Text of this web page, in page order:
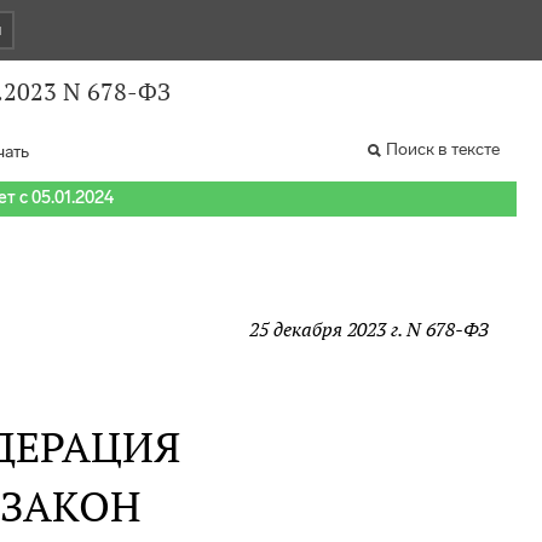
N 678-ФЗ
Поиск в тексте
с 05.01.2024
25 декабря 2023 г. N 678-ФЗ